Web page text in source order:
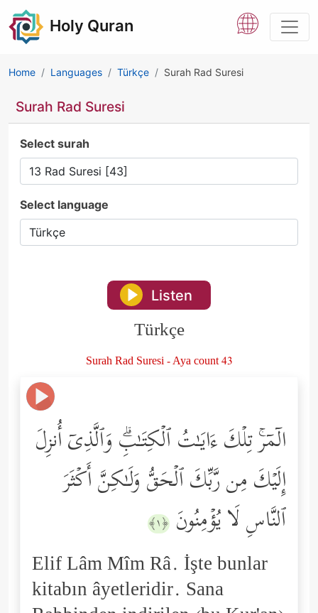
Holy Quran
Home Languages Türkçe Surah Rad Suresi
Surah Rad Suresi
Select surah
Select language
Listen
Türkçe
Surah Rad Suresi - Aya count 43
الۤمۤرۚ تِلۡكَ ءَایَـٰتُ ٱلۡكِتَـٰبِۗ وَٱلَّذِیۤ أُنزِلَ
إِلَیۡكَ مِن رَّبِّكَ ٱلۡحَقُّ وَلَـٰكِنَّ أَكۡثَرَ
ٱلنَّاسِ لَا یُؤۡمِنُونَ ﴿١﴾
Elif Lâm Mîm Râ. İşte bunlar
kitabın âyetleridir. Sana